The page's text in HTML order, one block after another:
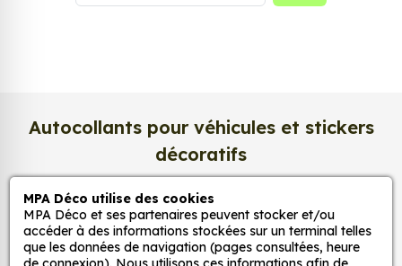
légèrement satiné. Ce support haut de gamme
garantit une excellente stabilité dans le temps, une
surface lisse au toucher, et une fidélité des teintes
éclat, sans reflets gênants ni décoloration due à la
lumière.
Autocollants pour véhicules et stickers
décoratifs
MPA Déco
MPA Déco utilise des cookies
MPA Déco et ses partenaires peuvent stocker et/ou
accéder à des informations stockées sur un terminal telles
que les données de navigation (pages consultées, heure